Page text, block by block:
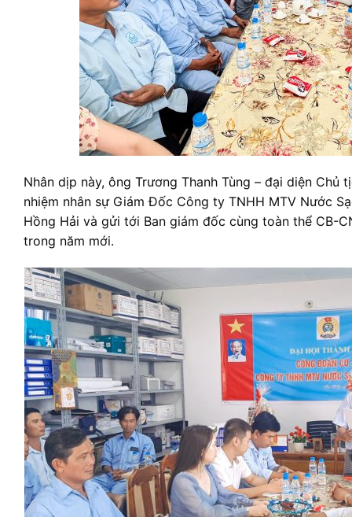
Nhân dịp này, ông Trương Thanh Tùng – đại diện
nhiệm nhân sự Giám Đốc Công ty TNHH MTV Nước
Hồng Hải và gửi tới Ban giám đốc cùng toàn thể CB-
trong năm mới.